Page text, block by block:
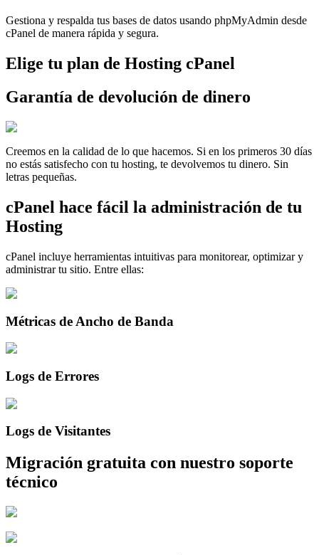
Gestiona y respalda tus bases de datos usando phpMyAdmin desde
cPanel de manera rápida y segura.
Elige tu plan de Hosting cPanel
Garantía de devolución de dinero
Creemos en la calidad de lo que hacemos. Si en los primeros 30 días
no estás satisfecho con tu hosting, te devolvemos tu dinero. Sin
letras pequeñas.
cPanel hace fácil la administración de tu
Hosting
cPanel incluye herramientas intuitivas para monitorear, optimizar y
administrar tu sitio. Entre ellas:
Métricas de Ancho de Banda
Logs de Errores
Logs de Visitantes
Migración gratuita con nuestro soporte
técnico